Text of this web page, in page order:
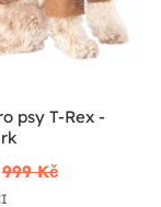
psy T-Rex -
999 Kč